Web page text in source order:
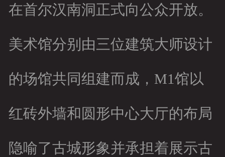
在首尔汉南洞正式向公众开放。
美术馆分别由三位建筑大师设计
的场馆共同组建而成，M1馆以
红砖外墙和圆形中心大厅的布局
隐喻了古城形象并承担着展示古